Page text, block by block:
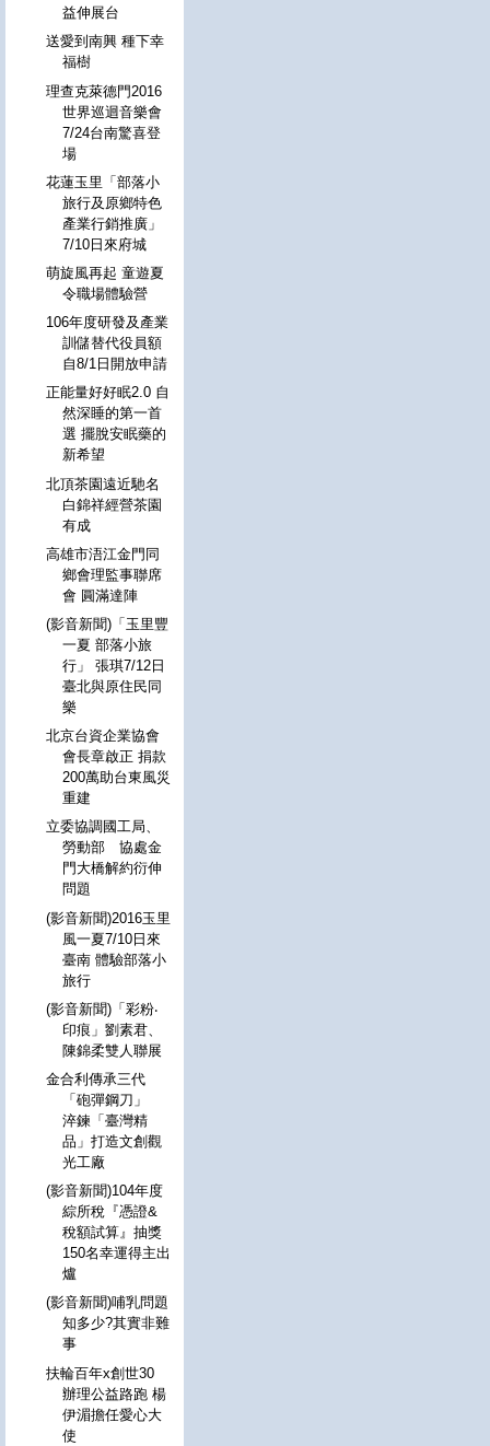
益伸展台
送愛到南興 種下幸
福樹
理查克萊德門2016
世界巡迴音樂會
7/24台南驚喜登
場
花蓮玉里「部落小
旅行及原鄉特色
產業行銷推廣」
7/10日來府城
萌旋風再起 童遊夏
令職場體驗營
106年度研發及產業
訓儲替代役員額
自8/1日開放申請
正能量好好眠2.0 自
然深睡的第一首
選 擺脫安眠藥的
新希望
北頂茶園遠近馳名
白錦祥經營茶園
有成
高雄市浯江金門同
鄉會理監事聯席
會 圓滿達陣
(影音新聞)「玉里豐
一夏 部落小旅
行」 張琪7/12日
臺北與原住民同
樂
北京台資企業協會
會長章啟正 捐款
200萬助台東風災
重建
立委協調國工局、
勞動部 協處金
門大橋解約衍伸
問題
(影音新聞)2016玉里
風一夏7/10日來
臺南 體驗部落小
旅行
(影音新聞)「彩粉‧
印痕」劉素君、
陳錦柔雙人聯展
金合利傳承三代
「砲彈鋼刀」
淬鍊「臺灣精
品」打造文創觀
光工廠
(影音新聞)104年度
綜所稅『憑證&
稅額試算』抽獎
150名幸運得主出
爐
(影音新聞)哺乳問題
知多少?其實非難
事
扶輪百年x創世30
辦理公益路跑 楊
伊湄擔任愛心大
使